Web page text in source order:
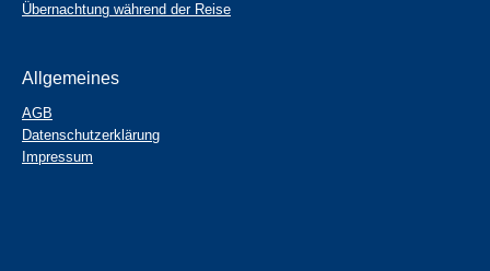
Übernachtung während der Reise
Allgemeines
AGB
Datenschutzerklärung
Impressum